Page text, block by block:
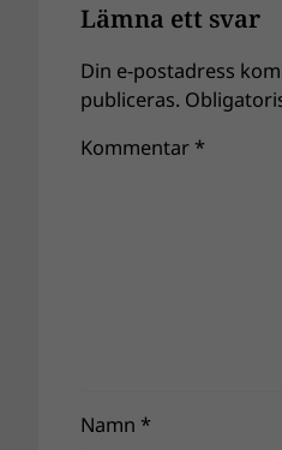
Lämna ett svar
Din e-postadress
publiceras.
Kommentar *
Namn *